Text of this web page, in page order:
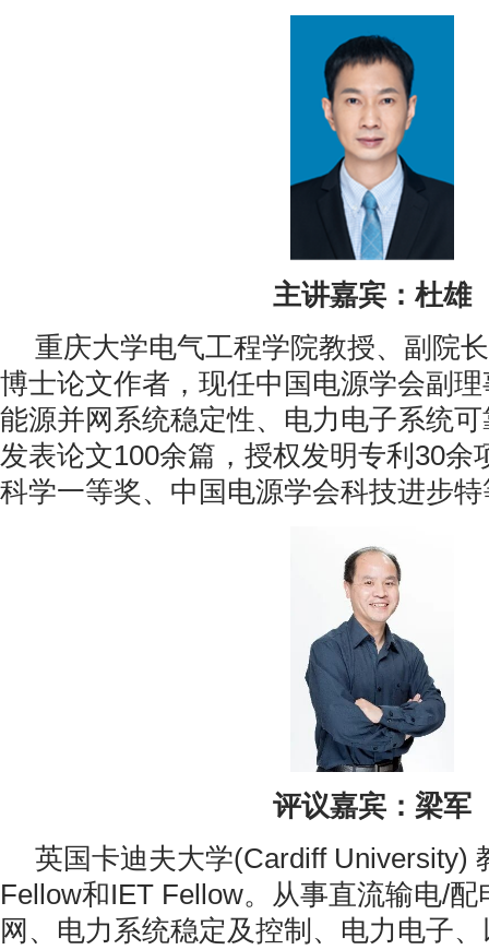
主讲嘉宾：杜雄
重庆大学电气工程学院教授、副院
博士论文作者，现任中国电源学会副
能源并网系统稳定性、电力电子系统
发表论文100余篇，授权发明专利30余
科学一等奖、中国电源学会科技进步
评议嘉宾：梁军
英国卡迪夫大学(Cardiff University)
Fellow和IET Fellow。从事直流输电/
网、电力系统稳定及控制、电力电子